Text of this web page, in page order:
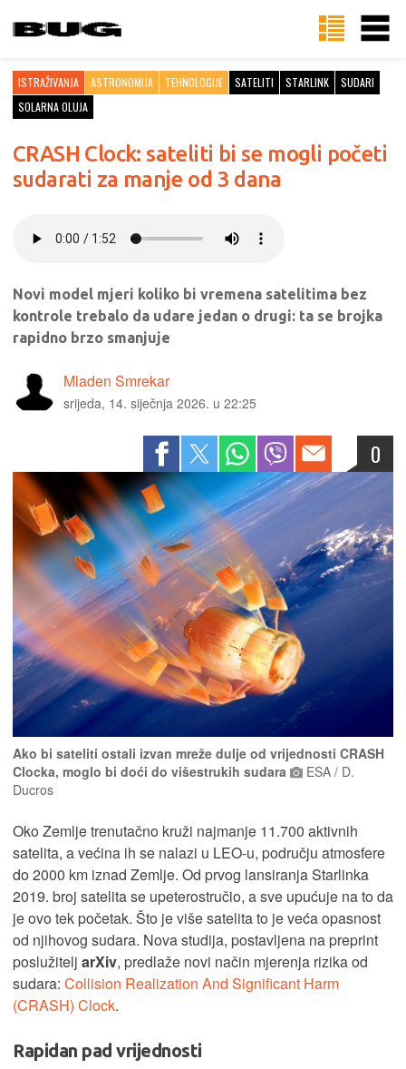
ISTRAŽIVANJA ASTRONOMIJA TEHNOLOGIJE SATELITI STARLINK
SUDARI
SOLARNA OLUJA
CRASH Clock: sateliti bi se mogli početi
sudarati za manje od 3 dana
Novi model mjeri koliko bi vremena satelitima bez
kontrole trebalo da udare jedan o drugi: ta se brojka
rapidno brzo smanjuje
Mladen Smrekar
srijeda, 14. siječnja 2026. u 22:25
0
Ako bi sateliti ostali izvan mreže dulje od vrijednosti CRASH
Clocka, moglo bi doći do višestrukih sudara
ESA / D.
Ducros
Oko Zemlje trenutačno kruži najmanje 11.700 aktivnih
satelita, a većina ih se nalazi u LEO-u, području atmosfere
do 2000 km iznad Zemlje. Od prvog lansiranja Starlinka
2019. broj satelita se upeterostručio, a sve upućuje na to da
je ovo tek početak. Što je više satelita to je veća opasnost
od njihovog sudara. Nova studija, postavljena na preprint
poslužitelj arXiv, predlaže novi način mjerenja rizika od
sudara: Collision Realization And Significant Harm
(CRASH) Clock.
Rapidan pad vrijednosti